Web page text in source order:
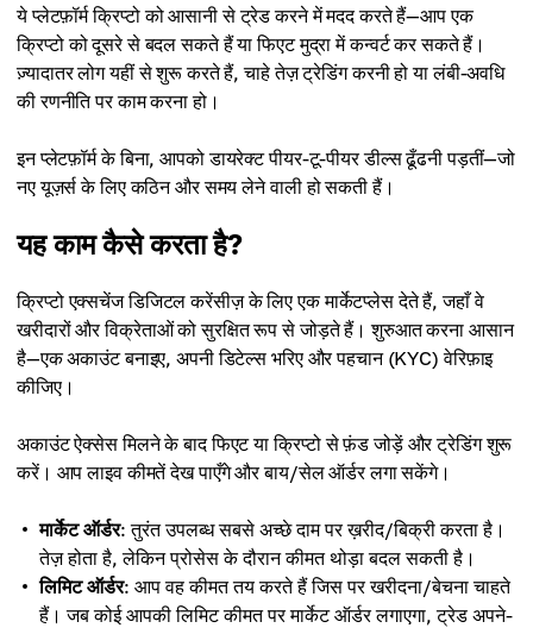
ये प्लेटफ़ॉर्म क्रिप्टो को आसानी से ट्रेड करने में मदद करते हैं—आप एक
क्रिप्टो को दूसरे से बदल सकते हैं या फिएट मुद्रा में कन्वर्ट कर सकते हैं।
ज़्यादातर लोग यहीं से शुरू करते हैं, चाहे तेज़ ट्रेडिंग करनी हो या लंबी-अवधि
की रणनीति पर काम करना हो।
इन प्लेटफ़ॉर्म के बिना, आपको डायरेक्ट पीयर-टू-पीयर डील्स ढूँढनी पड़तीं—जो
नए यूज़र्स के लिए कठिन और समय लेने वाली हो सकती हैं।
यह काम कैसे करता है?
क्रिप्टो एक्सचेंज डिजिटल करेंसीज़ के लिए एक मार्केटप्लेस देते हैं, जहाँ वे
खरीदारों और विक्रेताओं को सुरक्षित रूप से जोड़ते हैं। शुरुआत करना आसान
है—एक अकाउंट बनाइए, अपनी डिटेल्स भरिए और पहचान (KYC) वेरिफ़ाइ
कीजिए।
अकाउंट ऐक्सेस मिलने के बाद फिएट या क्रिप्टो से फ़ंड जोड़ें और ट्रेडिंग शुरू
करें। आप लाइव कीमतें देख पाएँगे और बाय/सेल ऑर्डर लगा सकेंगे।
मार्केट ऑर्डर: तुरंत उपलब्ध सबसे अच्छे दाम पर ख़रीद/बिक्री करता है।
तेज़ होता है, लेकिन प्रोसेस के दौरान कीमत थोड़ा बदल सकती है।
लिमिट ऑर्डर: आप वह कीमत तय करते हैं जिस पर खरीदना/बेचना चाहते
हैं। जब कोई आपकी लिमिट कीमत पर मार्केट ऑर्डर लगाएगा, ट्रेड अपने-